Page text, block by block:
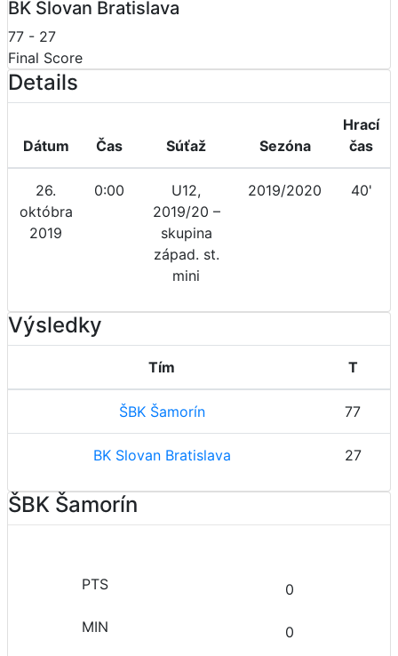
BK Slovan Bratislava
77 - 27
Final Score
Details
Dátum Čas Súťaž Sezóna
Hrací
čas
26.
októbra
2019
0:00
U12,
2019/20 –
skupina
západ. st.
mini
2019/2020 40'
Výsledky
Tím T
ŠBK Šamorín 77
BK Slovan Bratislava 27
ŠBK Šamorín
0
0